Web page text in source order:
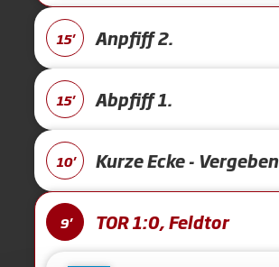
15' Anpfiff 2.
15' Abpfiff 1.
10' Kurze Ecke - Vergeben
9' TOR 1:0, Feldtor